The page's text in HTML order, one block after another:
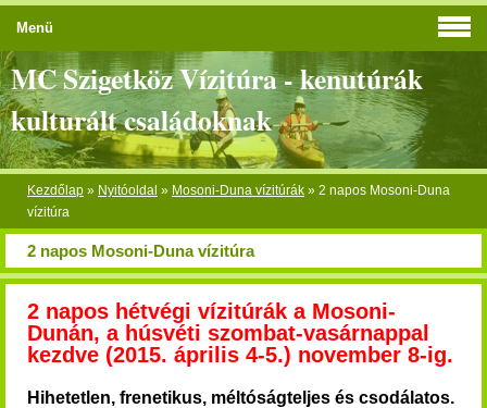
MC Szigetköz Vízitúra - kenutúrák
kulturált családoknak
Kezdőlap » Nyitóoldal » Mosoni-Duna vízitúrák » 2 napos Mosoni-Duna
vízitúra
2 napos Mosoni-Duna vízitúra
2 napos hétvégi vízitúrák a Mosoni-
Dunán, a húsvéti szombat-vasárnappal
kezdve (2015. április 4-5.) november 8-ig.
Hihetetlen, frenetikus, méltóságteljes és csodálatos.
Menü